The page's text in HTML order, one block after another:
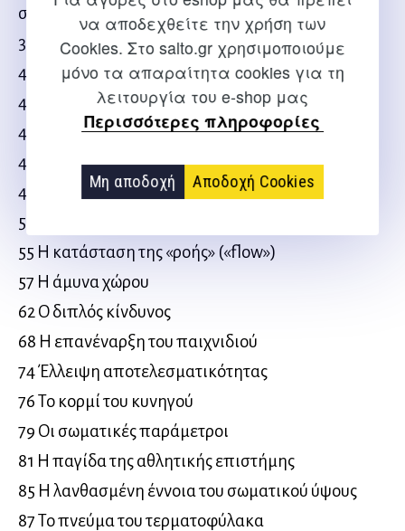
να αποδεχθείτε την χρήση των
Cookies. Στο salto.gr χρησιμοποιούμε
μόνο τα απαραίτητα cookies για τη
λειτουργία του e-shop μας
Περισσότερες πληροφορίες
Μη αποδοχή Αποδοχή Cookies
στην μπάλα
38 Η μη συνειδητή παθητικότητα
41 Η πλάγια περιστροφή
43 «Αδύνατη αποστολή» («Mission impossible»)
45 Θεμελιώδης αρχή 6: Τόλμη
47 Το ταλέντο του τερματοφύλακα
48 Θεμελιώδης αρχή 7: Ελεγχόμενη συγκέντρωση
51 Ο πρόσθετος παράγοντας των φιλάθλων
55 Η κατάσταση της «ροής» («flow»)
57 Η άμυνα χώρου
62 Ο διπλός κίνδυνος
68 Η επανέναρξη του παιχνιδιού
74 Έλλειψη αποτελεσματικότητας
76 Το κορμί του κυνηγού
79 Οι σωματικές παράμετροι
81 Η παγίδα της αθλητικής επιστήμης
85 Η λανθασμένη έννοια του σωματικού ύψους
87 Το πνεύμα του τερματοφύλακα